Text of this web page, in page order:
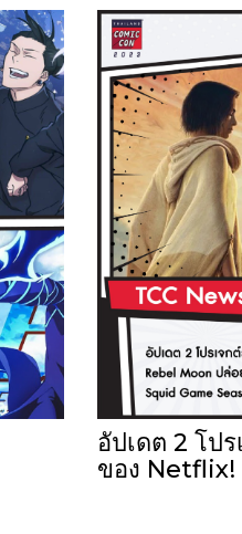
อัปเดต 2 โป
ของ Netflix!